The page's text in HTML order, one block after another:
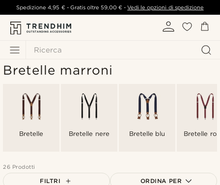
Ricerca
Spedizione4,95 €- Gratis oltre 59,00 € -Vedi le opzioni di spedizione
Bretelle marroni
Bretelle Bretelle nere Bretelle blu Bretelle
26 Prodotti
FILTRI ORDINA PER